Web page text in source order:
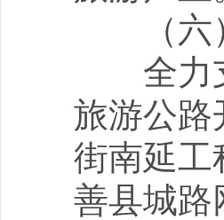
（六）
全力支
旅游公路
街南延工
善县城路